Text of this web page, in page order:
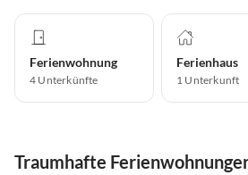
Ferienwohnung
4 Unterkünfte
Ferienhaus
1 Unterkunft
Traumhafte